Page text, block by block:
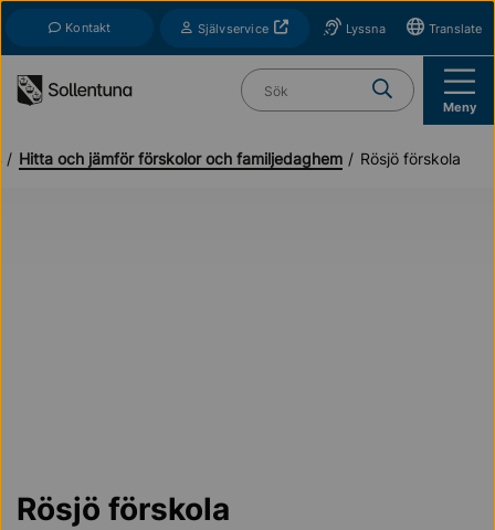
Kontakt SjälvserviceÖppnas i nytt fönsterLyssna Translate
Vad söker du?
Meny
Hitta och jämför förskolor och familjedaghem Rösjö förskola
Rösjö förskola